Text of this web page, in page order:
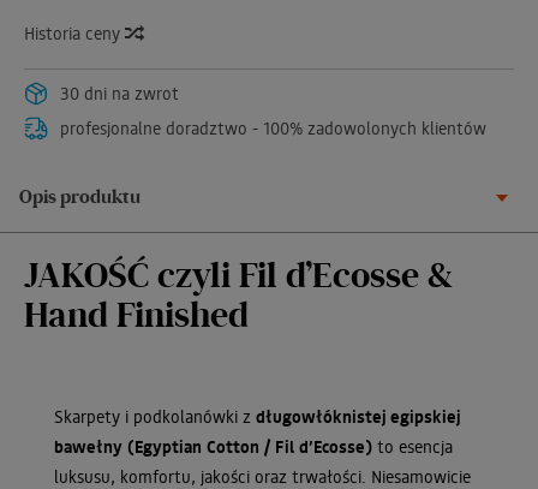
Historia ceny
30 dni na zwrot
profesjonalne doradztwo - 100% zadowolonych klientów
Opis produktu
JAKOŚĆ czyli Fil d’Ecosse &
Hand Finished
Skarpety i podkolanówki z długowłóknistej egipskiej
bawełny (Egyptian Cotton / Fil d’Ecosse) to esencja
luksusu, komfortu, jakości oraz trwałości. Niesamowicie